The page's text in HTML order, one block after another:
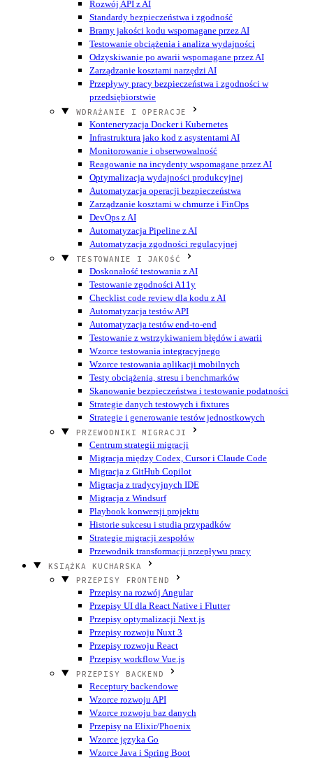
Rozwój API z AI
Standardy bezpieczeństwa i zgodność
Bramy jakości kodu wspomagane przez AI
Testowanie obciążenia i analiza wydajności
Odzyskiwanie po awarii wspomagane przez AI
Zarządzanie kosztami narzędzi AI
Przepływy pracy bezpieczeństwa i zgodności w
przedsiębiorstwie
WDRAŻANIE I OPERACJE
Konteneryzacja Docker i Kubernetes
Infrastruktura jako kod z asystentami AI
Monitorowanie i obserwowalność
Reagowanie na incydenty wspomagane przez AI
Optymalizacja wydajności produkcyjnej
Automatyzacja operacji bezpieczeństwa
Zarządzanie kosztami w chmurze i FinOps
DevOps z AI
Automatyzacja Pipeline z AI
Automatyzacja zgodności regulacyjnej
TESTOWANIE I JAKOŚĆ
Doskonałość testowania z AI
Testowanie zgodności A11y
Checklist code review dla kodu z AI
Automatyzacja testów API
Automatyzacja testów end-to-end
Testowanie z wstrzykiwaniem błędów i awarii
Wzorce testowania integracyjnego
Wzorce testowania aplikacji mobilnych
Testy obciążenia, stresu i benchmarków
Skanowanie bezpieczeństwa i testowanie podatności
Strategie danych testowych i fixtures
Strategie i generowanie testów jednostkowych
PRZEWODNIKI MIGRACJI
Centrum strategii migracji
Migracja między Codex, Cursor i Claude Code
Migracja z GitHub Copilot
Migracja z tradycyjnych IDE
Migracja z Windsurf
Playbook konwersji projektu
Historie sukcesu i studia przypadków
Strategie migracji zespołów
Przewodnik transformacji przepływu pracy
KSIĄŻKA KUCHARSKA
PRZEPISY FRONTEND
Przepisy na rozwój Angular
Przepisy UI dla React Native i Flutter
Przepisy optymalizacji Next.js
Przepisy rozwoju Nuxt 3
Przepisy rozwoju React
Przepisy workflow Vue.js
PRZEPISY BACKEND
Receptury backendowe
Wzorce rozwoju API
Wzorce rozwoju baz danych
Przepisy na Elixir/Phoenix
Wzorce języka Go
Wzorce Java i Spring Boot